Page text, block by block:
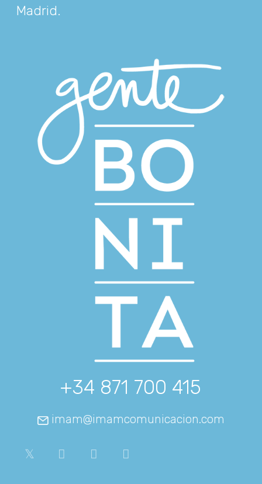
Madrid.
+34 871 700 415
imam@imamcomunicacion.com